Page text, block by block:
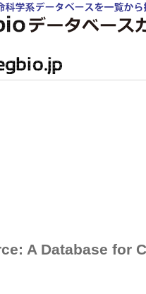
A Database for